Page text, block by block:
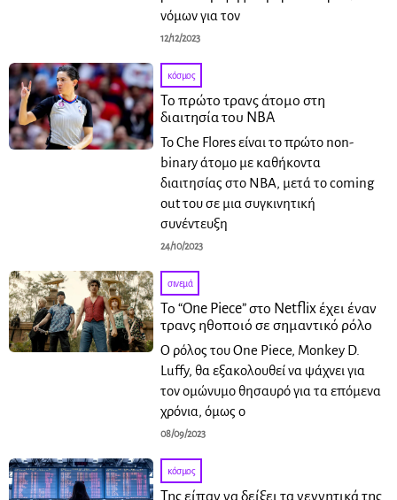
νόμων για τον
12/12/2023
κόσμος
Το πρώτο τρανς άτομο στη
διαιτησία του NBA
Το Che Flores είναι το πρώτο non-
binary άτομο με καθήκοντα
διαιτησίας στο NBA, μετά το coming
out του σε μια συγκινητική
συνέντευξη
24/10/2023
σινεμά
Το “One Piece” στο Netflix έχει έναν
τρανς ηθοποιό σε σημαντικό ρόλο
Ο ρόλος του One Piece, Monkey D.
Luffy, θα εξακολουθεί να ψάχνει για
τον ομώνυμο θησαυρό για τα επόμενα
χρόνια, όμως ο
08/09/2023
κόσμος
Της είπαν να δείξει τα γεννητικά της